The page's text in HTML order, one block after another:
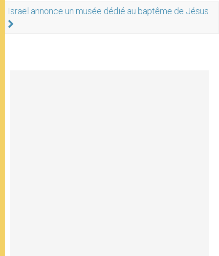
Israël annonce un musée dédié au baptême de Jésus